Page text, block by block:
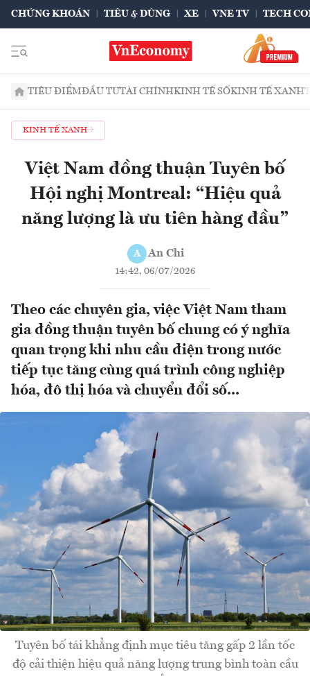
CHỨNG KHOÁN TIÊU & DÙNG XE VNE TV TECH
TIÊU ĐIỂMĐẦU TƯTÀI CHÍNHKINH TẾ SỐKINH TẾ XANH
KINH TẾ XANH
Việt Nam đồng thuận Tuyên bố
Hội nghị Montreal: “Hiệu quả
năng lượng là ưu tiên hàng đầu”
A An Chi
14:42, 06/07/2026
Theo các chuyên gia, việc Việt Nam tham
gia đồng thuận tuyên bố chung có ý nghĩa
quan trọng khi nhu cầu điện trong nước
tiếp tục tăng cùng quá trình công nghiệp
hóa, đô thị hóa và chuyển đổi số...
Tuyên bố tái khẳng định mục tiêu tăng gấp 2 lần tốc
độ cải thiện hiệu quả năng lượng trung bình toàn cầu